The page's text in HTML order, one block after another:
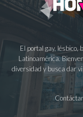
El portal gay, lésbico,
Latinoamérica.
diversidad y busca dar